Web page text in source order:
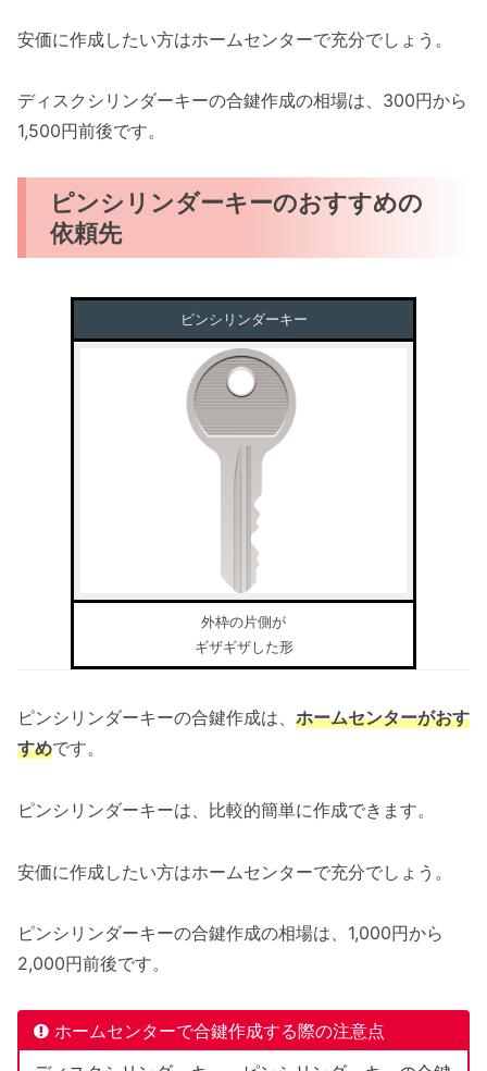
安価に作成したい方はホームセンターで充分でしょう。
ディスクシリンダーキーの合鍵作成の相場は、300円から
1,500円前後です。
ピンシリンダーキーのおすすめの
依頼先
ピンシリンダーキー
外枠の片側が
ギザギザした形
ピンシリンダーキーの合鍵作成は、 ホームセンターがおす
すめです。
ピンシリンダーキーは、比較的簡単に作成できます。
安価に作成したい方はホームセンターで充分でしょう。
ピンシリンダーキーの合鍵作成の相場は、1,000円から
2,000円前後です。
ホームセンターで合鍵作成する際の注意点